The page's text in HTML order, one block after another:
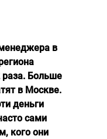
в
раза. Больше
в Москве.
деньги
сами
кого они